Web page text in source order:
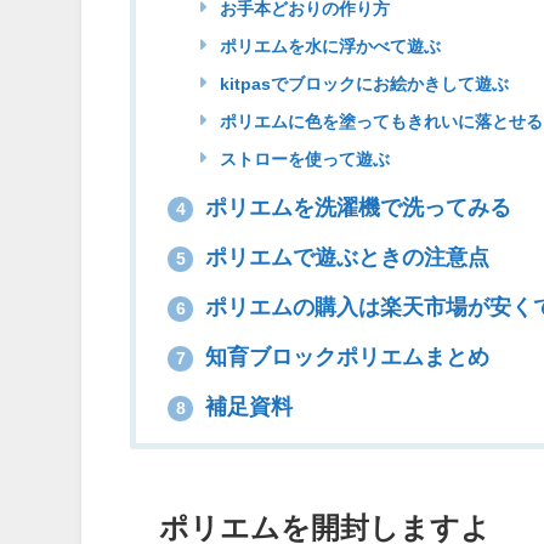
お手本どおりの作り方
ポリエムを水に浮かべて遊ぶ
kitpasでブロックにお絵かきして遊ぶ
ポリエムに色を塗ってもきれいに落とせる
ストローを使って遊ぶ
4 ポリエムを洗濯機で洗ってみる
5 ポリエムで遊ぶときの注意点
6 ポリエムの購入は楽天市場が安く
7 知育ブロックポリエムまとめ
8 補足資料
ポリエムを開封しますよ